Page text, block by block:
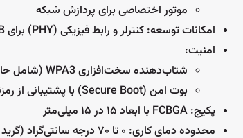
موتور اختصاصی برای پردازش شبکه
امکانات توسعه: کنترلر و رابط فیزیکی (PHY) برای USB (نسخه و سرعت نامشخص)
امنیت:
شتاب‌دهنده سخت‌افزاری WPA3 (شامل حالت ۱۹۲ بیتی)
بوت امن (Secure Boot) با پشتیبانی از رمزنگاری پساکوانتومی (PQC)
پکیج: FCBGA با ابعاد ۱۵ در ۱۵ میلی‌متر
محدوده دمای کاری: ۰ تا ۷۰ درجه سانتی‌گراد (گرید تجاری)